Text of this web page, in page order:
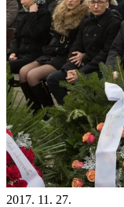
2017. 11. 27.